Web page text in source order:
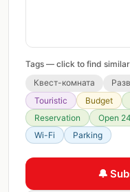
Tags — click to find
Квест-комната
Touristic
Budget
Reservation
Open
Wi-Fi
Parking
🔔